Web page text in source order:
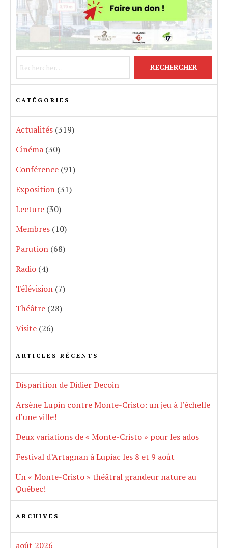
CATÉGORIES
Actualités (319)
Cinéma (30)
Conférence (91)
Exposition (31)
Lecture (30)
Membres (10)
Parution (68)
Radio (4)
Télévision (7)
Théâtre (28)
Visite (26)
ARTICLES RÉCENTS
Disparition de Didier Decoin
Arsène Lupin contre Monte-Cristo: un jeu à l’échelle
d’une ville!
Deux variations de « Monte-Cristo » pour les ados
Festival d’Artagnan à Lupiac les 8 et 9 août
Un « Monte-Cristo » théâtral grandeur nature au
Québec!
ARCHIVES
août 2026